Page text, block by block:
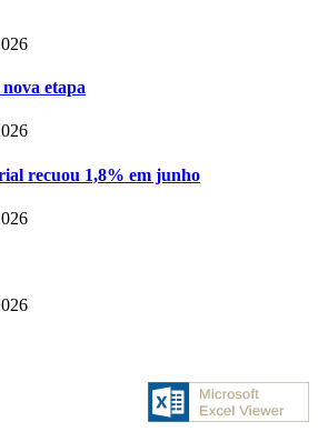
etapa
recuou 1,8% em junho